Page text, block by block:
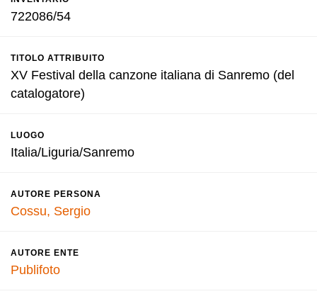
722086/54
TITOLO ATTRIBUITO
XV Festival della canzone italiana di Sanremo (del
catalogatore)
LUOGO
Italia/Liguria/Sanremo
AUTORE PERSONA
Cossu, Sergio
AUTORE ENTE
Publifoto